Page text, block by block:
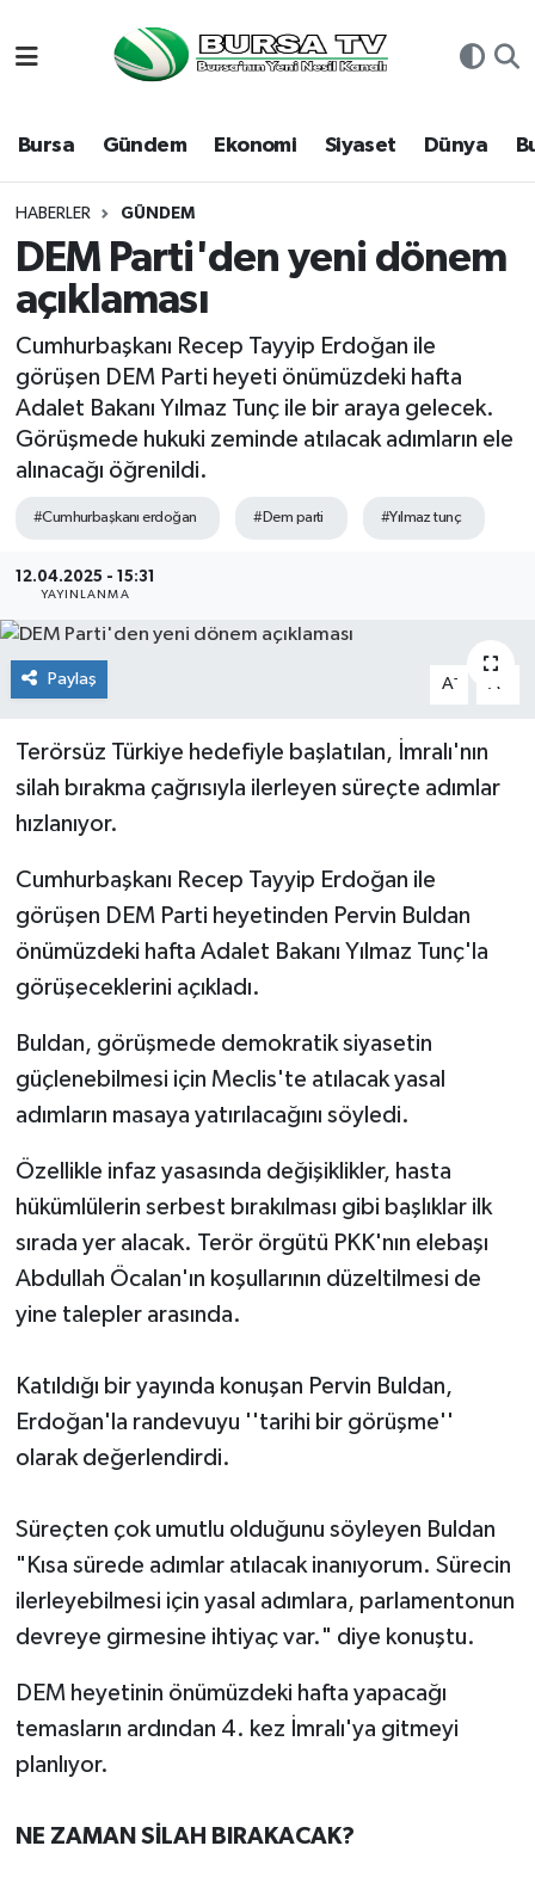
Bursa Gündem Ekonomi Siyaset Dünya
HABERLER GÜNDEM
DEM Parti'den yeni dönem
açıklaması
Cumhurbaşkanı Recep Tayyip Erdoğan ile
görüşen DEM Parti heyeti önümüzdeki hafta
Adalet Bakanı Yılmaz Tunç ile bir araya gelecek.
Görüşmede hukuki zeminde atılacak adımların ele
alınacağı öğrenildi.
#Cumhurbaşkanı erdoğan #Dem parti #Yılmaz tunç
12.04.2025 - 15:31
YAYINLANMA
Paylaş A- A
Terörsüz Türkiye hedefiyle başlatılan, İmralı'nın
silah bırakma çağrısıyla ilerleyen süreçte adımlar
hızlanıyor.
Cumhurbaşkanı Recep Tayyip Erdoğan ile
görüşen DEM Parti heyetinden Pervin Buldan
önümüzdeki hafta Adalet Bakanı Yılmaz Tunç'la
görüşeceklerini açıkladı.
Buldan, görüşmede demokratik siyasetin
güçlenebilmesi için Meclis'te atılacak yasal
adımların masaya yatırılacağını söyledi.
Özellikle infaz yasasında değişiklikler, hasta
hükümlülerin serbest bırakılması gibi başlıklar ilk
sırada yer alacak. Terör örgütü PKK'nın elebaşı
Abdullah Öcalan'ın koşullarının düzeltilmesi de
yine talepler arasında.
Katıldığı bir yayında konuşan Pervin Buldan,
Erdoğan'la randevuyu ''tarihi bir görüşme''
olarak değerlendirdi.
Süreçten çok umutlu olduğunu söyleyen Buldan
"Kısa sürede adımlar atılacak inanıyorum. Sürecin
ilerleyebilmesi için yasal adımlara, parlamentonun
devreye girmesine ihtiyaç var." diye konuştu.
DEM heyetinin önümüzdeki hafta yapacağı
temasların ardından 4. kez İmralı'ya gitmeyi
planlıyor.
NE ZAMAN SİLAH BIRAKACAK?
Bursa
Dünya
Eğitim
Ekonomi
Genel
Gündem
Magazin
Sağlık
Siyaset
Spor
Teknoloji
Türkiye
Hava Durumu
Namaz Vakitleri
Trafik Durumu
Süper Lig Puan Durumu ve Fikstür
Tüm Manşetler
Son Dakika Haberleri
Haber Arşivi